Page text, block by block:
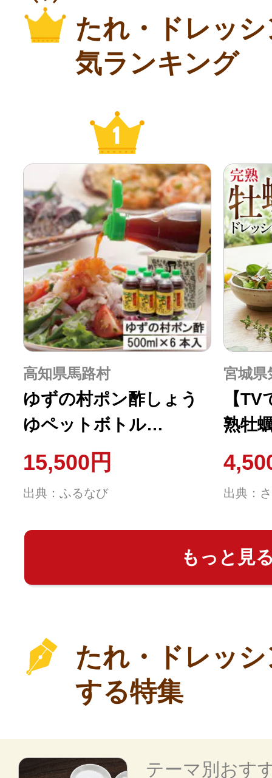
たれ・ドレッ
気ランキング
高知県馬路村
ゆずの村ポン酢しょう
ゆペットボトル
500ml×6本入【371】
15,500円
出典：ふるなび
宮城県
【
熟牡
出典：
もっと見
たれ・ドレッ
する特集
テーマ別おす